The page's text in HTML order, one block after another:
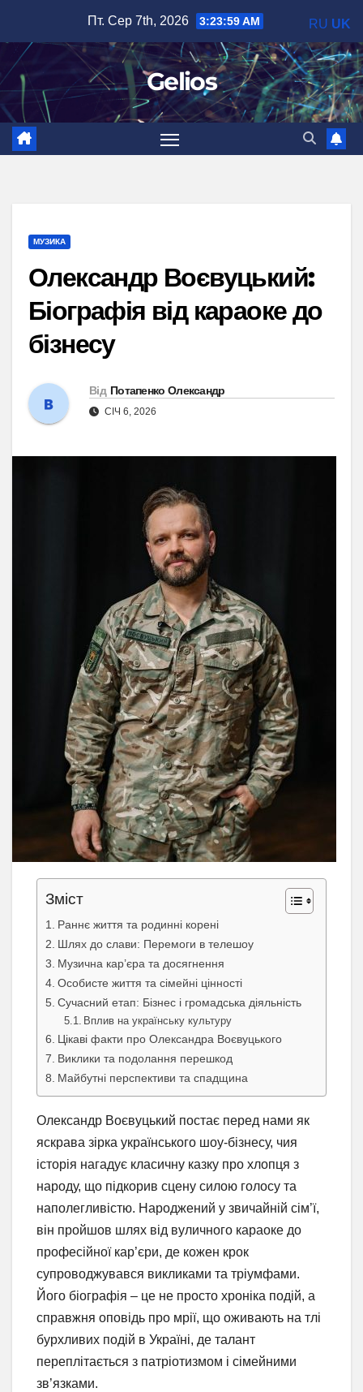
вмісту
Пт. Сер 7th, 2026 3:24:00 AM
Gelios
МУЗИКА
Олександр Воєвуцький:
Біографія від караоке до
бізнесу
Від Потапенко Олександр
СІЧ 6, 2026
Зміст
Раннє життя та родинні корені
Шлях до слави: Перемоги в телешоу
Музична кар’єра та досягнення
Особисте життя та сімейні цінності
Сучасний етап: Бізнес і громадська діяльність
Вплив на українську культуру
Цікаві факти про Олександра Воєвуцького
Виклики та подолання перешкод
Майбутні перспективи та спадщина
Олександр Воєвуцький постає перед нами як
яскрава зірка українського шоу-бізнесу, чия
історія нагадує класичну казку про хлопця з
народу, що підкорив сцену силою голосу та
наполегливістю. Народжений у звичайній сім’ї,
він пройшов шлях від вуличного караоке до
професійної кар’єри, де кожен крок
супроводжувався викликами та тріумфами.
Його біографія – це не просто хроніка подій, а
справжня оповідь про мрії, що оживають на тлі
бурхливих подій в Україні, де талант
переплітається з патріотизмом і сімейними
зв’язками.
RU UK